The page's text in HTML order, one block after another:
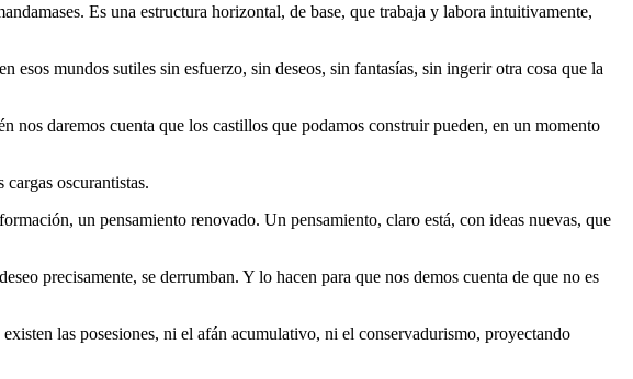
Es una estructura horizontal, de base, que trabaja y labora intuitivamente,
mundos sutiles sin esfuerzo, sin deseos, sin fantasías, sin ingerir otra cosa que la
nos daremos cuenta que los castillos que podamos construir pueden, en un momento
oscurantistas.
un pensamiento renovado. Un pensamiento, claro está, con ideas nuevas, que
precisamente, se derrumban. Y lo hacen para que nos demos cuenta de que no es
las posesiones, ni el afán acumulativo, ni el conservadurismo, proyectando